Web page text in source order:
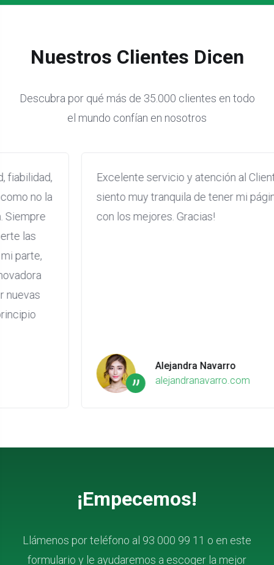
Nuestros Clientes Dicen
Descubra por qué más de 35.000 clientes en todo
el mundo confían en nosotros
Excelente servicio y atención al Cliente, me
siento muy tranquila de tener mi página web
con los mejores. Gracias!
Alejandra Navarro
alejandranavarro.com
¡Empecemos!
Llámenos por teléfono al 93 000 99 11 o en este
formulario y le ayudaremos a escoger la mejor